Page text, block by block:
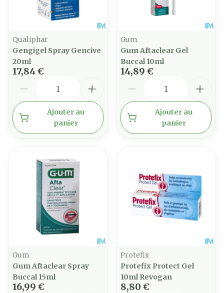
Qualiphar
Gengigel Spray Gencive
20ml
17,84 €
Ajouter au
panier
Gum
Gum Aftaclear Gel
Buccal 10ml
14,89 €
Ajouter au
panier
Gum
Gum Aftaclear Spray
Buccal 15ml
16,99 €
Protefix
Protefix Protect Gel
10ml Revogan
8,80 €